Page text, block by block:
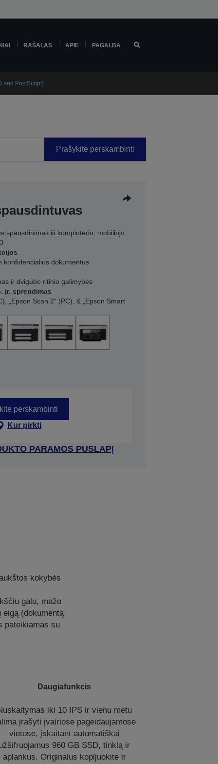
RAŠALAS APIE PAGALBA
and PostScript)
Prašykite perskambinti
spausdinimas iš kompiuterio, mobiliojo
konfidencialius dokumentus
ir dvigubo ritinio galimybės
įr. sprendimas
„Epson Scan 2“ (PC), & „Epson Smart
perskambinti
Kur pirkti
PARAMOS PUSLAPĮ
kokybės
galu, mažo
(dokumentą
pateikiamas su
Daugiafunkcis
iki 10 IPS ir vienu metu
įrašyti įvairiose pageidaujamose
vietose, įskaitant automatiškai
960 GB SSD, tinklą ir
aplankus. Originalus kopijuokite ir